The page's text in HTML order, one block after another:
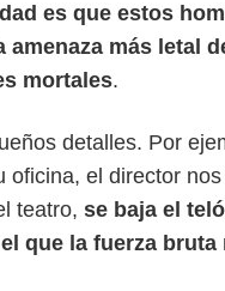
es que estos
más letal
mortales.
detalles. Por
oficina, el director
teatro, se baja el
que la fuerza bruta